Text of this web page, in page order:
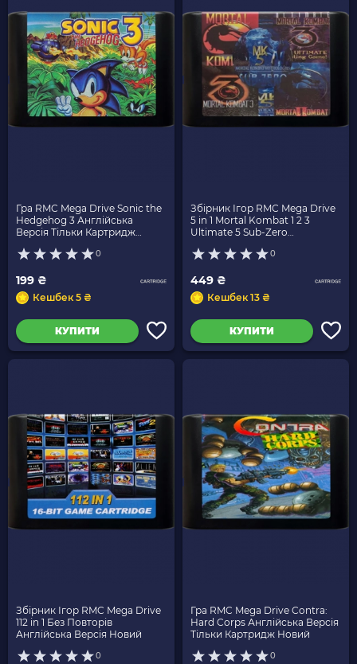
Гра RMC Mega Drive Sonic the
Hedgehog 3 Англійська
Версія Тільки Картридж
0
199 ₴
Кешбек 5 ₴
КУПИТИ
Збірник Ігор RMC Mega Drive
5 in 1 Mortal Kombat 1 2 3
Ultimate 5 Sub-Zero
0
449 ₴
Кешбек 13 ₴
КУПИТИ
Збірник Ігор RMC Mega Drive
112 in 1 Без Повторів
Англійська Версія Новий
0
Гра RMC Mega Drive Contra:
Hard Corps Англійська Версія
Тільки Картридж Новий
0